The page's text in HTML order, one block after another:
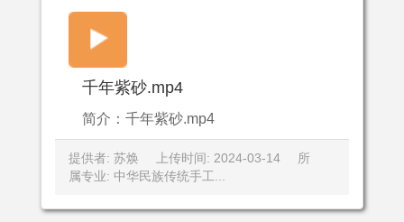
千年紫砂.mp4
简介：千年紫砂.mp4
提供者: 苏焕 上传时间: 2024-03-14
所
属专业: 中华民族传统手工...